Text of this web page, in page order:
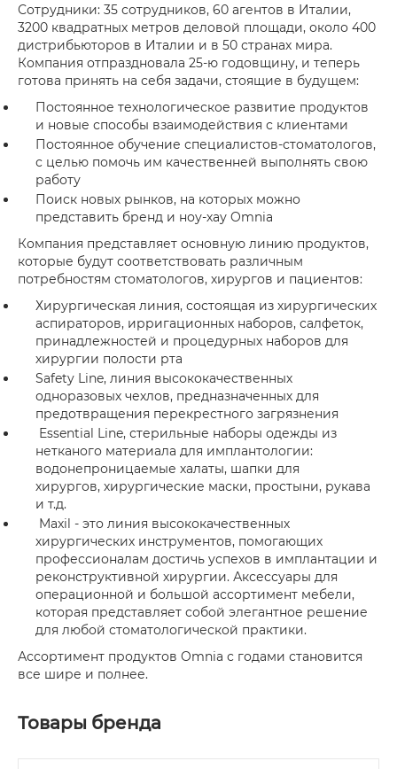
Сотрудники: 35 сотрудников, 60 агентов в Италии,
3200 квадратных метров деловой площади, около 400
дистрибьюторов в Италии и в 50 странах мира.
Компания отпраздновала 25-ю годовщину, и теперь
готова принять на себя задачи, стоящие в будущем:
Постоянное технологическое развитие продуктов
и новые способы взаимодействия с клиентами
Постоянное обучение специалистов-стоматологов,
с целью помочь им качественней выполнять свою
работу
Поиск новых рынков, на которых можно
представить бренд и ноу-хау Omnia
Компания представляет основную линию продуктов,
которые будут соответствовать различным
потребностям стоматологов, хирургов и пациентов:
Хирургическая линия, состоящая из хирургических
аспираторов, ирригационных наборов, салфеток,
принадлежностей и процедурных наборов для
хирургии полости рта
Safety Line, линия высококачественных
одноразовых чехлов, предназначенных для
предотвращения перекрестного загрязнения
Essential Line, стерильные наборы одежды из
нетканого материала для имплантологии:
водонепроницаемые халаты, шапки для
хирургов, хирургические маски, простыни, рукава
и т.д.
Maxil - это линия высококачественных
хирургических инструментов, помогающих
профессионалам достичь успехов в имплантации и
реконструктивной хирургии. Аксессуары для
операционной и большой ассортимент мебели,
которая представляет собой элегантное решение
для любой стоматологической практики.
Ассортимент продуктов Omnia с годами становится
все шире и полнее.
Товары бренда